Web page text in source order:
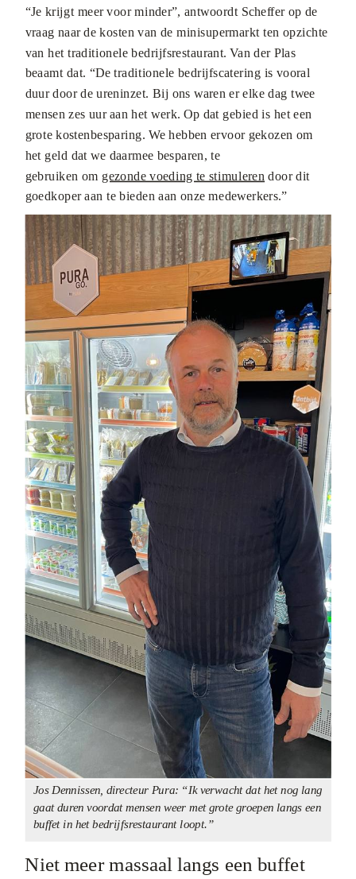
“Je krijgt meer voor minder”, antwoordt Scheffer op de
vraag naar de kosten van de minisupermarkt ten opzichte
van het traditionele bedrijfsrestaurant. Van der Plas
beaamt dat. “De traditionele bedrijfscatering is vooral
duur door de ureninzet. Bij ons waren er elke dag twee
mensen zes uur aan het werk. Op dat gebied is het een
grote kostenbesparing. We hebben ervoor gekozen om
het geld dat we daarmee besparen, te
gebruiken om gezonde voeding te stimuleren door dit
goedkoper aan te bieden aan onze medewerkers.”
Jos Dennissen, directeur Pura: “Ik verwacht dat het nog lang
gaat duren voordat mensen weer met grote groepen langs een
buffet in het bedrijfsrestaurant loopt.”
Niet meer massaal langs een buffet